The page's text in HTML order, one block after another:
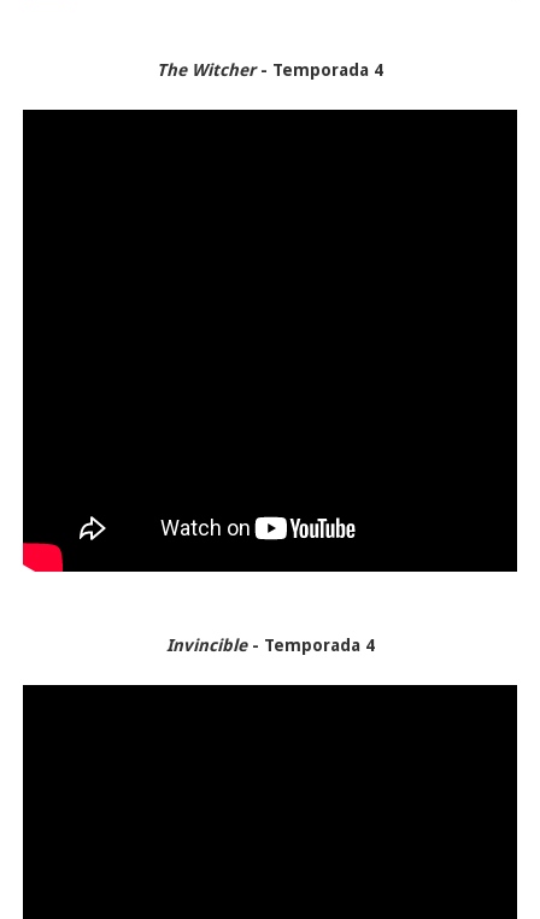
The Witcher- Temporada 4
Invincible- Temporada 4